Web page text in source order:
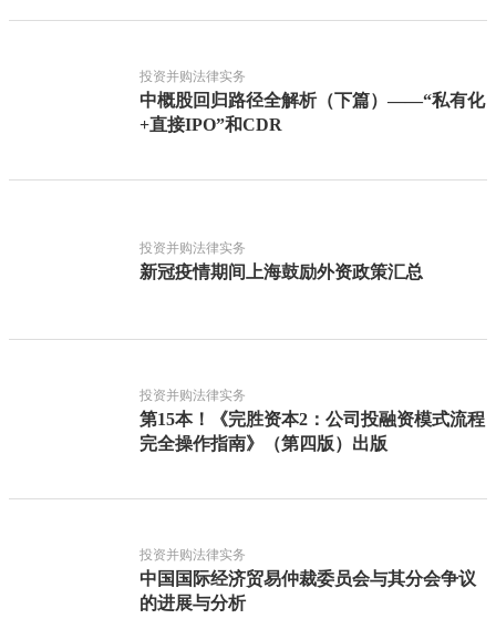
投资并购法律实务
中概股回归路径全解析（下篇）——“私有化
+直接IPO”和CDR
投资并购法律实务
新冠疫情期间上海鼓励外资政策汇总
投资并购法律实务
第15本！《完胜资本2：公司投融资模式流程
完全操作指南》（第四版）出版
投资并购法律实务
中国国际经济贸易仲裁委员会与其分会争议
的进展与分析